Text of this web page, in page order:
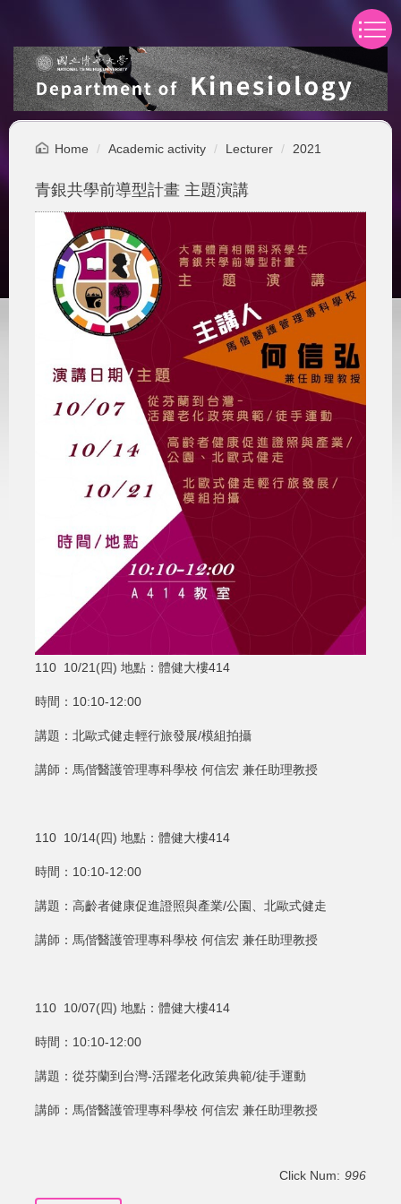
the
main
content
block
Home Academic activity Lecturer 2021
青銀共學前導型計畫 主題演講
110 10/21(四) 地點：體健大樓414
時間：10:10-12:00
講題：北歐式健走輕行旅發展/模組拍攝
講師：馬偕醫護管理專科學校 何信宏 兼任助理教授
110 10/14(四) 地點：體健大樓414
時間：10:10-12:00
講題：高齡者健康促進證照與產業/公園、北歐式健走
講師：馬偕醫護管理專科學校 何信宏 兼任助理教授
110 10/07(四) 地點：體健大樓414
時間：10:10-12:00
講題：從芬蘭到台灣-活躍老化政策典範/徒手運動
講師：馬偕醫護管理專科學校 何信宏 兼任助理教授
Click Num: 996